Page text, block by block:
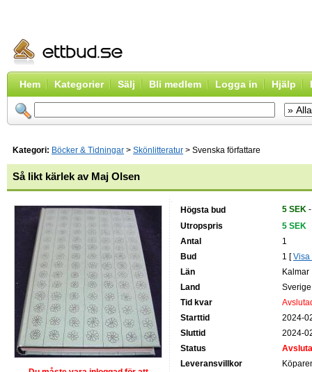
Hem Kategorier Sälj Bli medlem Logga in Hjälp
Kategori: Böcker & Tidningar > Skönlitteratur > Svenska författare
Så likt kärlek av Maj Olsen
Högsta bud 5 SEK
Utropspris
5 SEK
Antal
1
Bud
1 [Visa
Län
Kalmar
Land
Sverige
Tid kvar
Starttid
2024-
Sluttid
2024-
Status
Leveransvillkor